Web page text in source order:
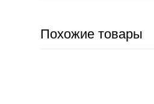
Похожие товары